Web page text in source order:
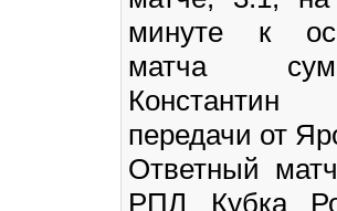
минуте к
матча
передачи от
Ответный
РПЛ Кубка